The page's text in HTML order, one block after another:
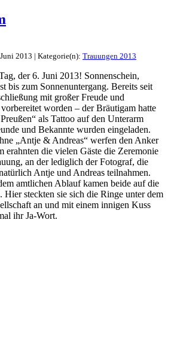
2013 | Kategorie(n): Trauungen 2013
der 6. Juni 2013! Sonnenschein,
bis zum Sonnenuntergang. Bereits seit
mit großer Freude und
worden – der Bräutigam hatte
als Tattoo auf den Unterarm
und Bekannte wurden eingeladen.
„Antje & Andreas“ werfen den Anker
erahnten die vielen Gäste die Zeremonie
an der lediglich der Fotograf, die
Antje und Andreas teilnahmen.
amtlichen Ablauf kamen beide auf die
Hier steckten sie sich die Ringe unter dem
an und mit einem innigen Kuss
ihr Ja-Wort.